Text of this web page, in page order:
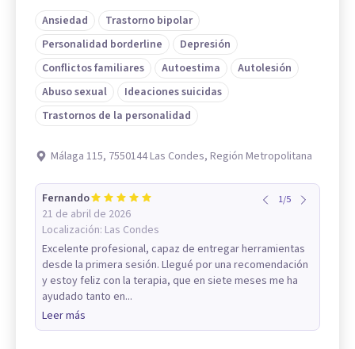
Ansiedad
Trastorno bipolar
Personalidad borderline
Depresión
Conflictos familiares
Autoestima
Autolesión
Abuso sexual
Ideaciones suicidas
Trastornos de la personalidad
Málaga 115, 7550144 Las Condes, Región Metropolitana
Fernando
21 de abril de 2026
Localización: Las Condes
1/5
Excelente profesional, capaz de entregar herramientas
desde la primera sesión. Llegué por una recomendación
y estoy feliz con la terapia, que en siete meses me ha
ayudado tanto en...
Leer más